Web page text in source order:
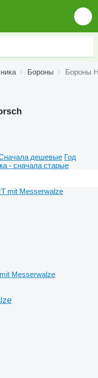
Бороны Бороны
дешевые Год
- сначала старые
Messerwalze